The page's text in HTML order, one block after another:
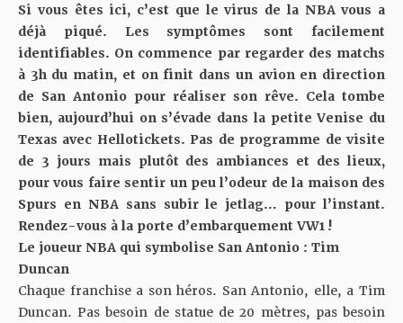
Si vous êtes ici, c’est que le virus de la NBA vous a
déjà piqué. Les symptômes sont facilement
identifiables. On commence par regarder des matchs
à 3h du matin, et on finit dans un avion en direction
de San Antonio pour réaliser son rêve. Cela tombe
bien, aujourd’hui on s’évade dans la petite Venise du
Texas avec Hellotickets. Pas de programme de visite
de 3 jours mais plutôt des ambiances et des lieux,
pour vous faire sentir un peu l’odeur de la maison des
Spurs en NBA sans subir le jetlag… pour l’instant.
Rendez-vous à la porte d’embarquement VW1 !
Le joueur NBA qui symbolise San Antonio : Tim
Duncan
Chaque franchise a son héros. San Antonio, elle, a Tim
Duncan. Pas besoin de statue de 20 mètres, pas besoin